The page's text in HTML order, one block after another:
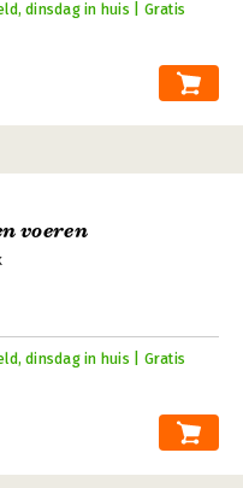
dinsdag in huis | Gratis
voeren
dinsdag in huis | Gratis